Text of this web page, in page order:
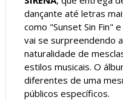
dançante até letras
como "Sunset Sin Fin"
vai se surpreendendo
naturalidade de
estilos musicais. O
diferentes de uma
públicos específicos.